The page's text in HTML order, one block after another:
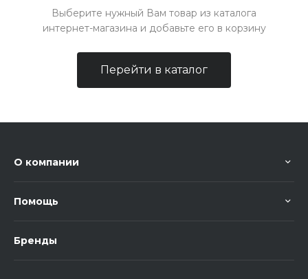
Выберите нужный Вам товар из каталога
интернет-магазина и добавьте его в корзину
Перейти в каталог
О компании
Помощь
Бренды